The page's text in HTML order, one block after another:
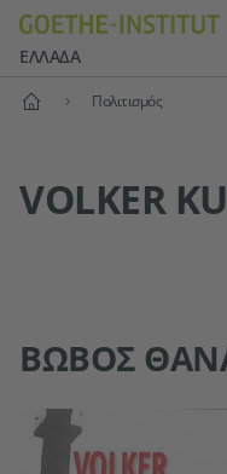
ΕΛΛΆΔΑ
Αρχική
Πολιτισμός
VOLKER
ΒΩΒΌΣ